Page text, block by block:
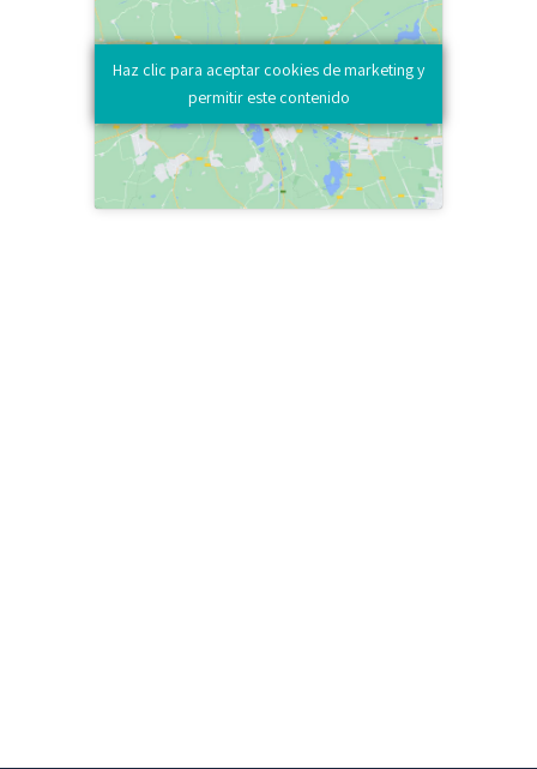
Haz clic para aceptar cookies de marketing y
permitir este contenido